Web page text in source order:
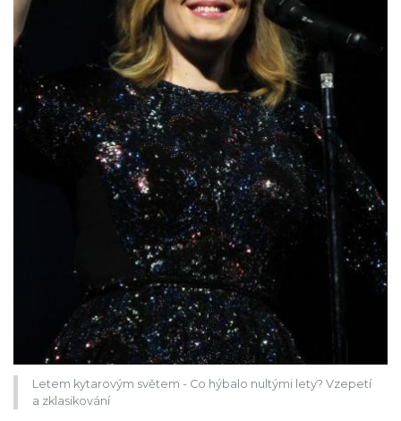
Letem kytarovým světem - Co hýbalo nultými lety? Vzepetí
a zklasikování